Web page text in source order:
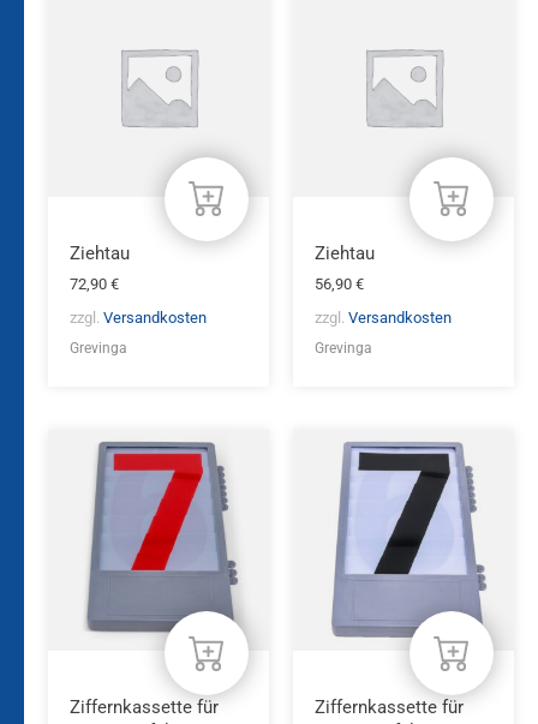
Ziehtau
72,90 €
zzgl. Versandkosten
Grevinga
Ziehtau
56,90 €
zzgl. Versandkosten
Grevinga
Ziffernkassette für
Ziffernkassette für